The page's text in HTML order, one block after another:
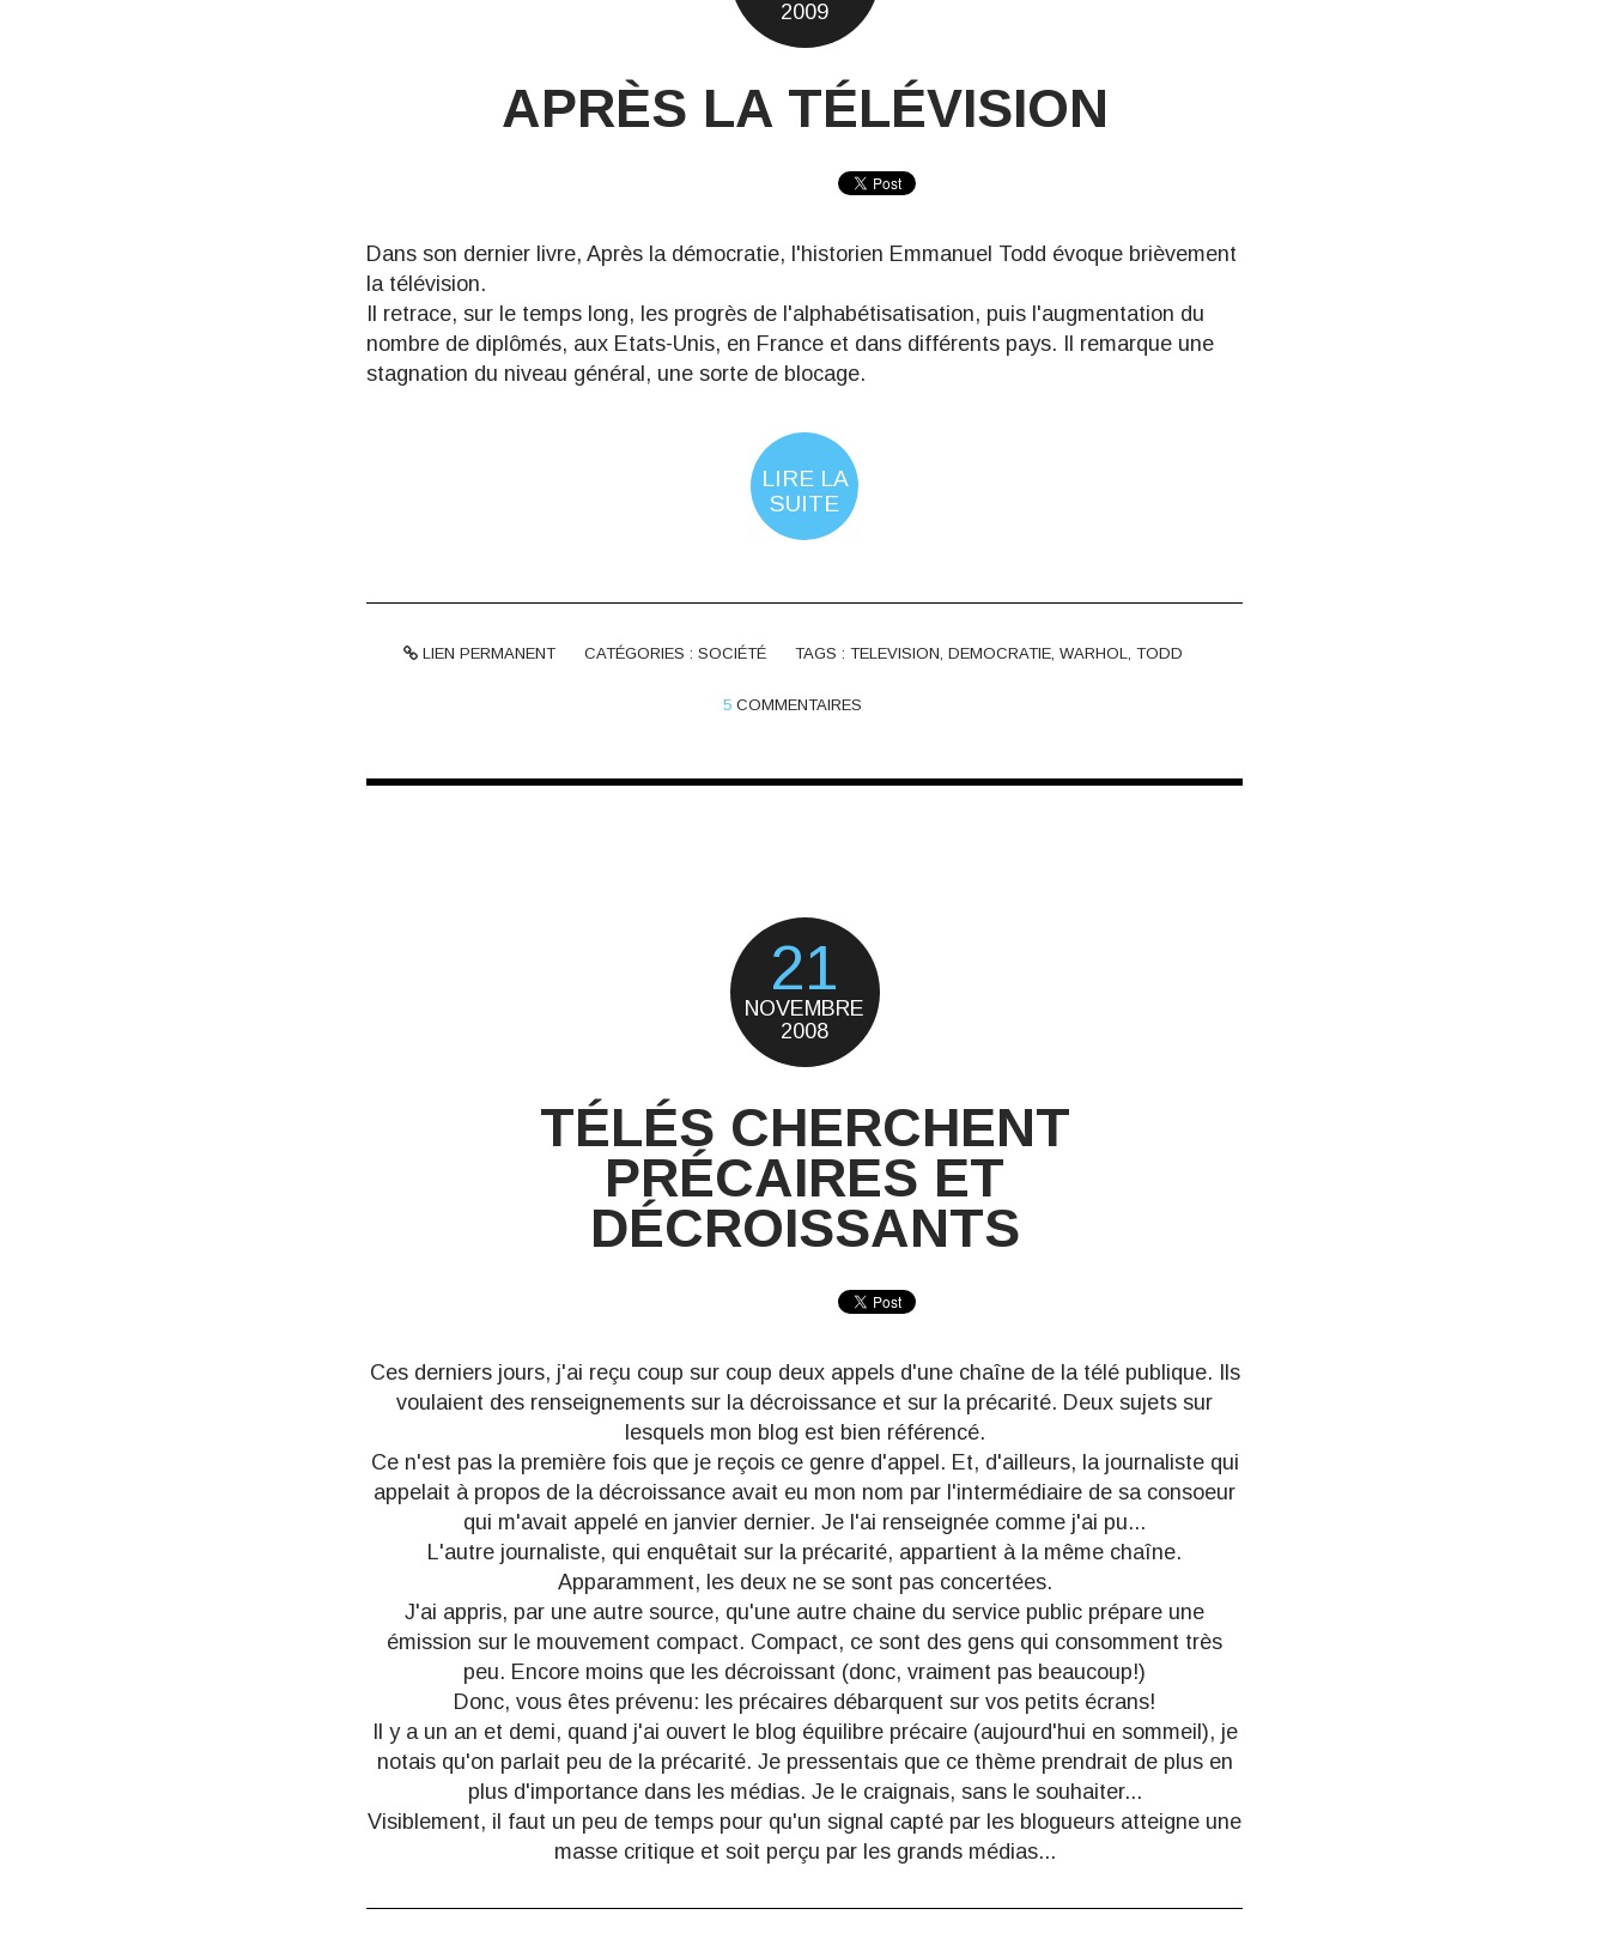
2009
APRÈS LA TÉLÉVISION
Dans son dernier livre, Après la démocratie, l'historien Emmanuel Todd évoque brièvement
la télévision.
Il retrace, sur le temps long, les progrès de l'alphabétisatisation, puis l'augmentation du
nombre de diplômés, aux Etats-Unis, en France et dans différents pays. Il remarque une
stagnation du niveau général, une sorte de blocage.
LIRE LA
SUITE
LIEN PERMANENT CATÉGORIES : SOCIÉTÉ TAGS : TELEVISION DEMOCRATIE, WARHOL TODD
5 COMMENTAIRES
21
NOVEMBRE
2008
TÉLÉS CHERCHENT
PRÉCAIRES ET
DÉCROISSANTS
Ces derniers jours, j'ai reçu coup sur coup deux appels d'une chaîne de la télé publique. Ils
voulaient des renseignements sur la décroissance et sur la précarité. Deux sujets sur
lesquels mon blog est bien référencé.
Ce n'est pas la première fois que je reçois ce genre d'appel . Et, d'ailleurs, la journaliste qui
appelait à propos de la décroissance avait eu mon nom par l'intermédiaire de sa consoeur
qui m'avait appelé en janvier dernier. Je l'ai renseignée comme j'ai pu...
L'autre journaliste, qui enquêtait sur la précarité, appartient à la même chaîne.
Apparamment, les deux ne se sont pas concertées.
J'ai appris, par une autre source, qu'une autre chaine du service public prépare une
émission sur le mouvement compact. Compact, ce sont des gens qui consomment très
peu. Encore moins que les décroissant (donc, vraiment pas beaucoup!)
Donc, vous êtes prévenu: les précaires débarquent sur vos petits écrans!
Il y a un an et demi, quand j'ai ouvert le blog équilibre précaire(aujourd'hui en sommeil), je
notais qu'on parlait peu de la précarité. Je pressentais que ce thème prendrait de plus en
plus d'importance dans les médias. Je le craignais, sans le souhaiter...
Visiblement, il faut un peu de temps pour qu'un signal capté par les blogueurs atteigne une
masse critique et soit perçu par les grands médias...